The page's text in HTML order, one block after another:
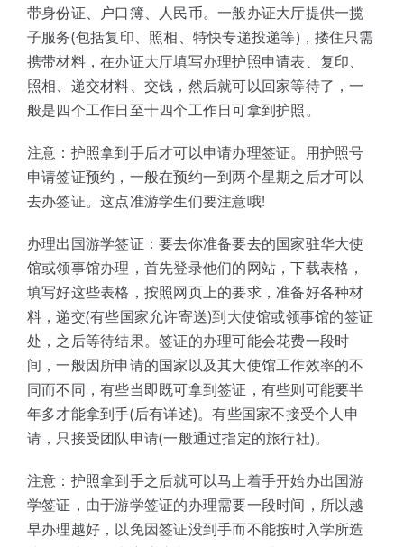
带身份证、户口簿、人民币。一般办证大厅提供一揽
子服务(包括复印、照相、特快专递投递等)，搂住只需
携带材料，在办证大厅填写办理护照申请表、复印、
照相、递交材料、交钱，然后就可以回家等待了，一
般是四个工作日至十四个工作日可拿到护照。
注意：护照拿到手后才可以申请办理签证。用护照号
申请签证预约，一般在预约一到两个星期之后才可以
去办签证。这点准游学生们要注意哦!
办理出国游学签证：要去你准备要去的国家驻华大使
馆或领事馆办理，首先登录他们的网站，下载表格，
填写好这些表格，按照网页上的要求，准备好各种材
料，递交(有些国家允许寄送)到大使馆或领事馆的签证
处，之后等待结果。签证的办理可能会花费一段时
间，一般因所申请的国家以及其大使馆工作效率的不
同而不同，有些当即既可拿到签证，有些则可能要半
年多才能拿到手(后有详述)。有些国家不接受个人申
请，只接受团队申请(一般通过指定的旅行社)。
注意：护照拿到手之后就可以马上着手开始办出国游
学签证，由于游学签证的办理需要一段时间，所以越
早办理越好，以免因签证没到手而不能按时入学所造